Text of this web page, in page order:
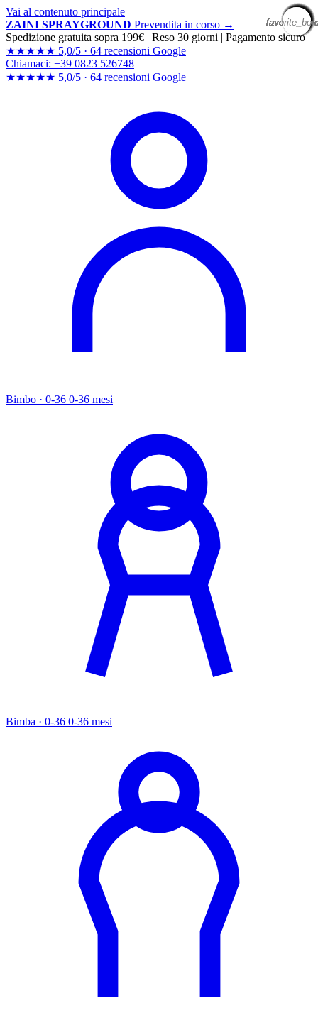
Vai al contenuto principale
ZAINI SPRAYGROUND Prevendita in corso →
Spedizione gratuita sopra 199€ | Reso 30 giorni | Pagamento sicuro
★★★★★ 5,0/5 · 64 recensioni Google
Chiamaci: +39 0823 526748
★★★★★ 5,0/5 · 64 recensioni Google
Bimbo · 0-36 0-36 mesi
Bimba · 0-36 0-36 mesi